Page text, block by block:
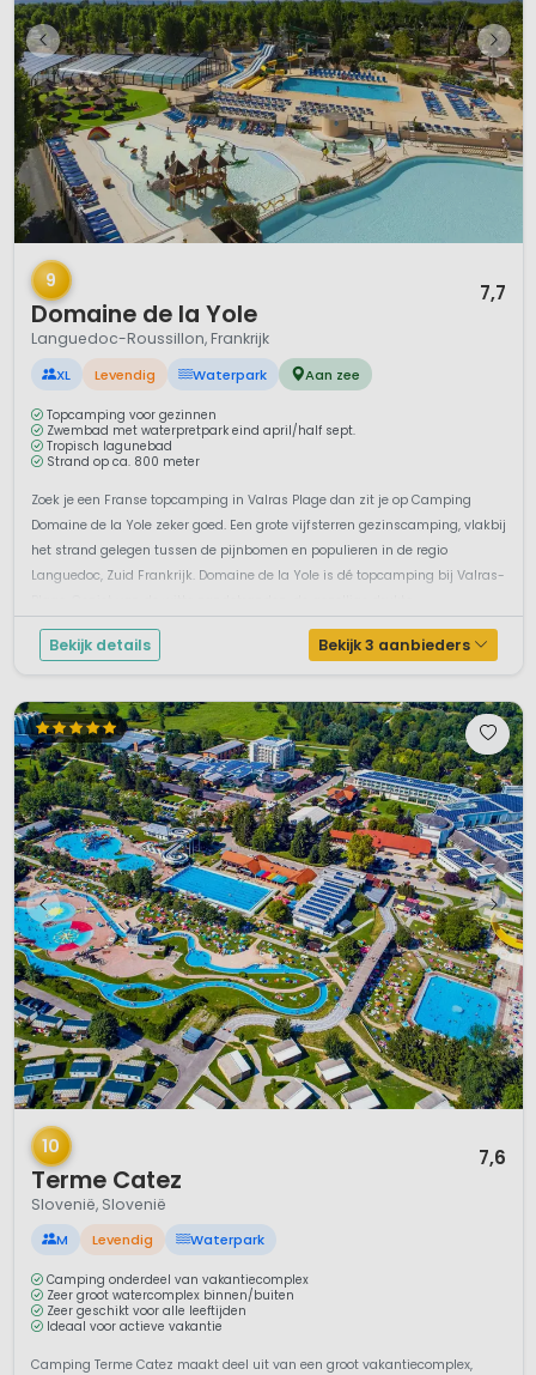
1 / 12
9
Domaine de la Yole
7,7
Languedoc-Roussillon, Frankrijk
XL Levendig Waterpark Aan zee
Topcamping voor gezinnen
Zwembad met waterpretpark eind april/half sept.
Tropisch lagunebad
Strand op ca. 800 meter
Zoek je een Franse topcamping in Valras Plage dan zit je op Camping
Domaine de la Yole zeker goed. Een grote vijfsterren gezinscamping, vlakbij
het strand gelegen tussen de pijnbomen en populieren in de regio
Languedoc, Zuid Frankrijk. Domaine de la Yole is dé topcamping bij Valras-
Bekijk details Bekijk 3 aanbieders
1 / 12
10
Terme Catez
7,6
Slovenië, Slovenië
M Levendig Waterpark
Camping onderdeel van vakantiecomplex
Zeer groot watercomplex binnen/buiten
Zeer geschikt voor alle leeftijden
Ideaal voor actieve vakantie
Camping Terme Catez maakt deel uit van een groot vakantiecomplex,